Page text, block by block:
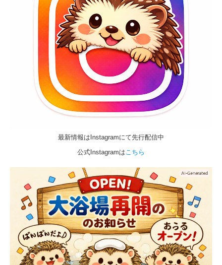
最新情報はInstagramにて先行配信中
公式Instagramは こちら